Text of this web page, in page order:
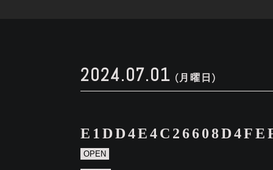
2024.07.01 (月曜日)
OPEN